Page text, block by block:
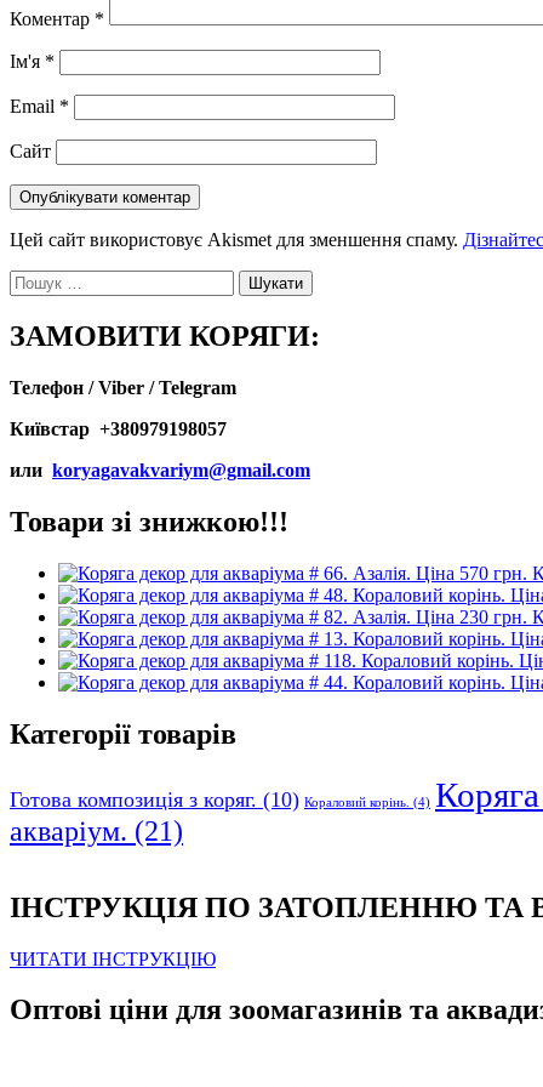
Коментар *
Ім'я *
Email *
Сайт
Цей сайт використовує Akismet для зменшення спаму.
Пошук:
ЗАМОВИТИ КОРЯГИ:
Телефон / Viber / Telegram
Київстар +380979198057
или koryagavakvariym@gmail.com
Товари зі знижкою!!!
Категорії товарів
Готова композиція з коряг. (10) Кораловий корінь. (4) Коряга
акваріум. (21)
ІНСТРУКЦІЯ ПО ЗАТОПЛЕННЮ
ЧИТАТИ ІНСТРУКЦІЮ
Оптові ціни для зоомагазинів та